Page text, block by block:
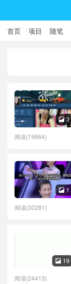
首页 项目 随笔
 3
阅读(19664)
 1
阅读(30281)
 19
阅读(24413)